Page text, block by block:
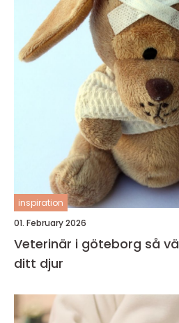
inspiration
01. February 2026
Veterinär i göteborg så väljer du rätt vård för
ditt djur